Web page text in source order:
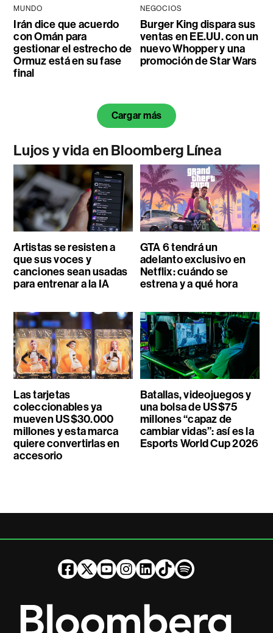
MUNDO
Irán dice que acuerdo
con Omán para
gestionar el estrecho de
Ormuz está en su fase
final
NEGOCIOS
Burger King dispara sus
ventas en EE.UU. con un
nuevo Whopper y una
promoción de Star Wars
Cargar más
Lujos y vida en Bloomberg Línea
Artistas se resisten a
que sus voces y
canciones sean usadas
para entrenar a la IA
GTA 6 tendrá un
adelanto exclusivo en
Netflix: cuándo se
estrena y a qué hora
Las tarjetas
coleccionables ya
mueven US$30.000
millones y esta marca
quiere convertirlas en
accesorio
Batallas, videojuegos y
una bolsa de US$75
millones “capaz de
cambiar vidas”: así es la
Esports World Cup 2026